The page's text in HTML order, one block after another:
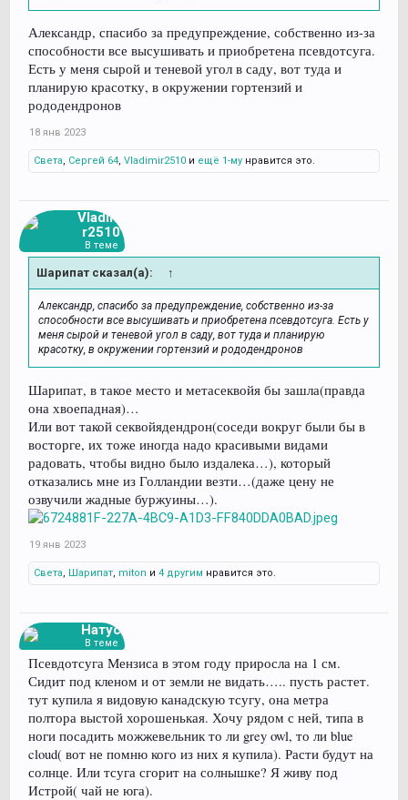
Александр, спасибо за предупреждение, собственно из-за
способности все высушивать и приобретена псевдотсуга.
Есть у меня сырой и теневой угол в саду, вот туда и
планирую красотку, в окружении гортензий и
рододендронов
18 янв 2023
Света, Сергей 64, Vladimir2510 и ещё 1-му нравится это.
Vladimi
r2510
В теме
Шарипат сказал(а): ↑
Александр, спасибо за предупреждение, собственно из-за
способности все высушивать и приобретена псевдотсуга. Есть у
меня сырой и теневой угол в саду, вот туда и планирую
красотку, в окружении гортензий и рододендронов
Шарипат, в такое место и метасеквойя бы зашла(правда
она хвоепадная)…
Или вот такой секвойядендрон(соседи вокруг были бы в
восторге, их тоже иногда надо красивыми видами
радовать, чтобы видно было издалека…), который
отказались мне из Голландии везти…(даже цену не
озвучили жадные буржуины…).
19 янв 2023
Света, Шарипат, miton и 4 другим нравится это.
Натус
В теме
Псевдотсуга Мензиса в этом году приросла на 1 см.
Сидит под кленом и от земли не видать….. пусть растет.
тут купила я видовую канадскую тсугу, она метра
полтора выстой хорошенькая. Хочу рядом с ней, типа в
ноги посадить можжевельник то ли grey owl, то ли blue
cloud( вот не помню кого из них я купила). Расти будут на
солнце. Или тсуга сгорит на солнышке? Я живу под
Истрой( чай не юга).